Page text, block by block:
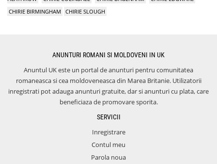
CHIRIE BIRMINGHAM
CHIRIE SLOUGH
ANUNTURI ROMANI SI MOLDOVENI IN UK
Anuntul UK este un portal de anunturi pentru comunitatea
romaneasca si cea moldoveneasca din Marea Britanie. Utilizatorii
inregistrati pot adauga anunturi gratuite, dar si anunturi cu plata, care
beneficiaza de promovare sporita.
SERVICII
Inregistrare
Contul meu
Parola noua